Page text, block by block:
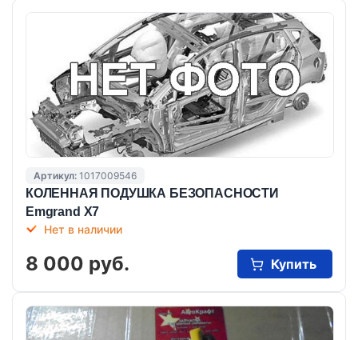
Артикул: 1017009546
КОЛЕННАЯ ПОДУШКА БЕЗОПАСНОСТИ
Emgrand X7
Нет в наличии
8 000 руб. Купить